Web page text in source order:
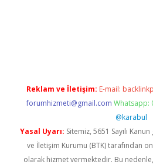
Reklam ve İletişim: E-mail:
forumhizmeti@gmail.com Whatsapp:
@karabul
Yasal Uyarı: Sitemiz, 5651 Sayılı
ve İletişim Kurumu (BTK) tarafından
olarak hizmet vermektedir. Bu